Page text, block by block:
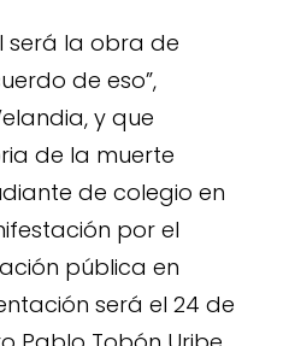
será la obra de
de eso”,
y que
de la muerte
de colegio en
por el
pública en
será el 24 de